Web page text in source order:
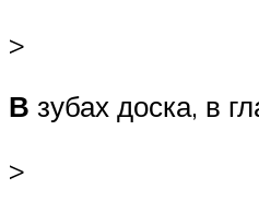
>
В зубах доска, в
>